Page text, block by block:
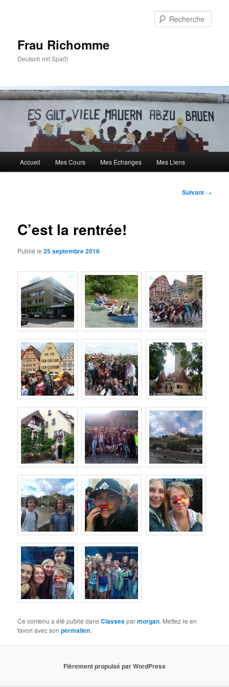
Frau Richomme
Deutsch mit Spaß!
principal
Accueil Mes Cours Mes Echanges Mes Liens
Navigation
Suivant →
C’est la rentrée!
Publié le25 septembre 2016
Ce contenu a été publié dansClassesparmorgan. Mettez-le en
favori avec sonpermalien.
Fièrement propulsé par WordPress